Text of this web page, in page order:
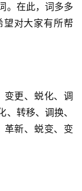
。在此，词多多
望对大家有所帮
更、蜕化、调
转移、调换、
革新、蜕变、变